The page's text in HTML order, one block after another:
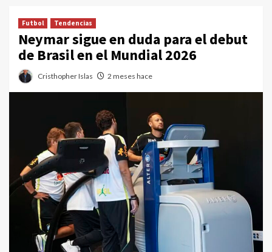
Futbol Tendencias
Neymar sigue en duda para el debut
de Brasil en el Mundial 2026
Cristhopher Islas 2 meses hace